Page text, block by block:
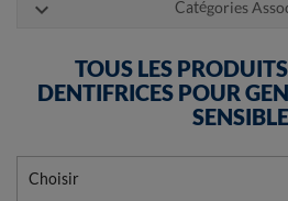
expand_more Catégories
TOUS LES
DENTIFRICES POUR
Choisir